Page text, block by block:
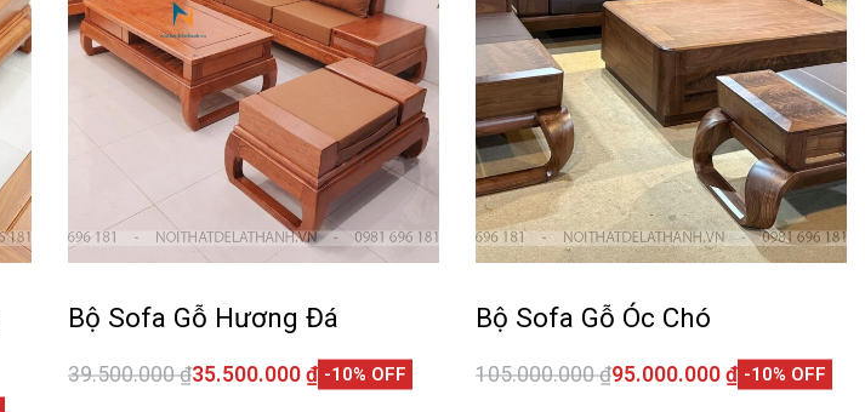
Bộ Sofa Gỗ Hương Đá
39.500.000₫35.500.000 ₫ -10% OFF
Bộ Sofa Gỗ Óc Chó
105.000.000₫95.000.000 ₫ -10% OFF